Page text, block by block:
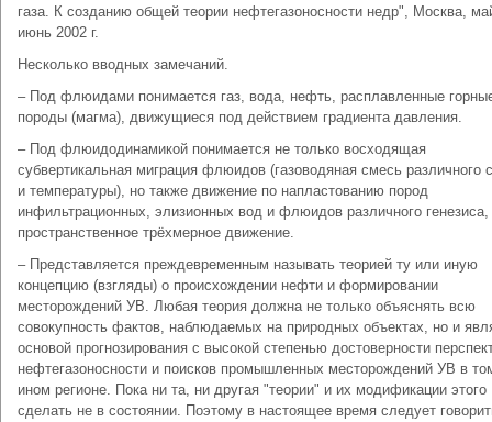
газа. К созданию общей теории нефтегазоносности недр", Москва,
июнь 2002 г.
Несколько вводных замечаний.
– Под флюидами понимается газ, вода, нефть, расплавленные
породы (магма), движущиеся под действием градиента давления.
– Под флюидодинамикой понимается не только восходящая
субвертикальная миграция флюидов (газоводяная смесь различного
и температуры), но также движение по напластованию пород
инфильтрационных, элизионных вод и флюидов различного генезиса,
пространственное трёхмерное движение.
– Представляется преждевременным называть теорией ту или иную
концепцию (взгляды) о происхождении нефти и формировании
месторождений УВ. Любая теория должна не только объяснять всю
совокупность фактов, наблюдаемых на природных объектах, но и
основой прогнозирования с высокой степенью достоверности
нефтегазоносности и поисков промышленных месторождений УВ в
ином регионе. Пока ни та, ни другая "теории" и их модификации этого
сделать не в состоянии. Поэтому в настоящее время следует